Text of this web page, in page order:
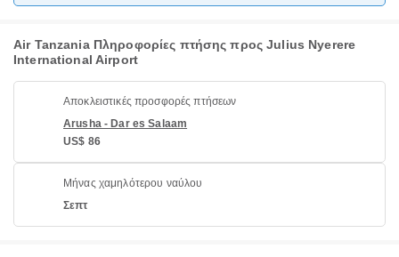
Air Tanzania Πληροφορίες πτήσης προς Julius Nyerere
International Airport
Αποκλειστικές προσφορές πτήσεων
Arusha - Dar es Salaam
US$ 86
Μήνας χαμηλότερου ναύλου
Σεπτ